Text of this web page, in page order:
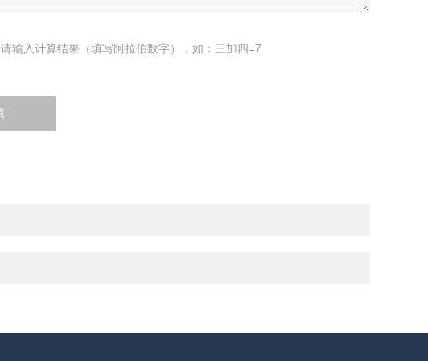
请输入计算结果（填写阿拉伯数字），如：三加四=7